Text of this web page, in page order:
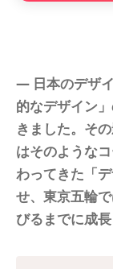
― 日本のデザ
的なデザイン
きました。そ
はそのような
わってきた「
せ、東京五輪
びるまでに成長